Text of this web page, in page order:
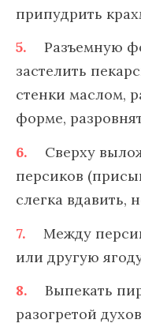
припудрить
Разъемную
застелить
стенки маслом,
форме,
Сверху
персиков
слегка вдавить,
Между
или другую
Выпекать
разогретой